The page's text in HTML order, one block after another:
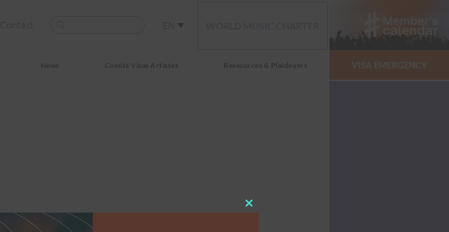
Contact EN
News Comité Visas Artistes Ressources & Plaidoyers
Close this module